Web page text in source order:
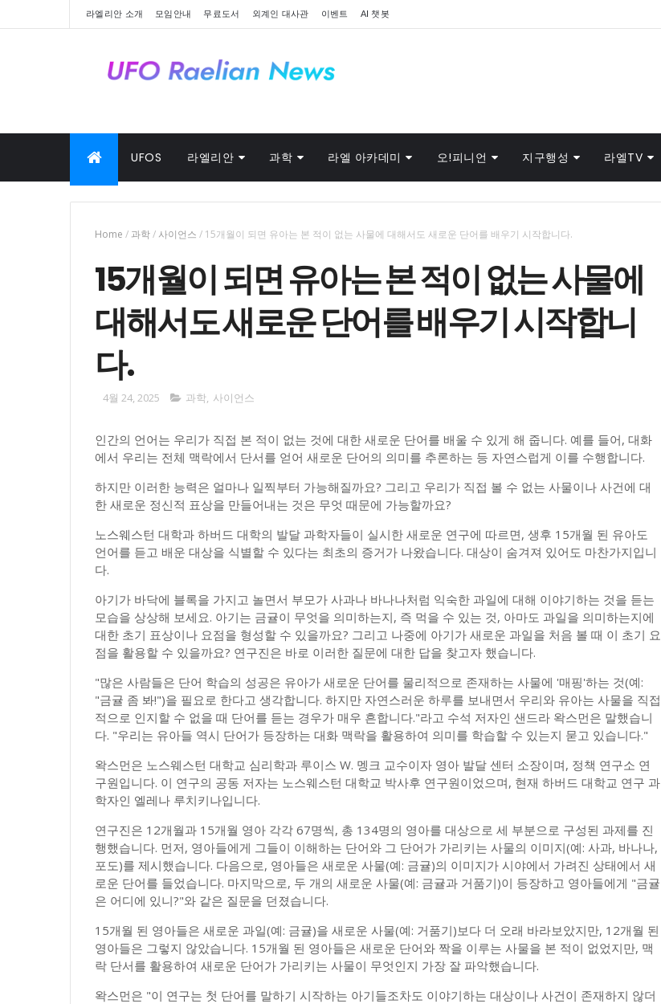
라엘리안 소개 모임안내 무료도서 외계인 대사관 이벤트 AI 챗봇
UFOS 라엘리안 과학 라엘 아카데미 오!피니언 지구행성 라엘TV
Home / 과학/ 사이언스 / 15개월이 되면 유아는 본 적이 없는 사물에 대해서도 새로운 단어를 배우기 시작합니다.
15개월이 되면 유아는 본 적이 없는 사물에
대해서도 새로운 단어를 배우기 시작합니
다.
4월 24, 2025 과학, 사이언스
인간의 언어는 우리가 직접 본 적이 없는 것에 대한 새로운 단어를 배울 수 있게 해 줍니다. 예를 들어, 대화
에서 우리는 전체 맥락에서 단서를 얻어 새로운 단어의 의미를 추론하는 등 자연스럽게 이를 수행합니다.
하지만 이러한 능력은 얼마나 일찍부터 가능해질까요? 그리고 우리가 직접 볼 수 없는 사물이나 사건에 대
한 새로운 정신적 표상을 만들어내는 것은 무엇 때문에 가능할까요?
노스웨스턴 대학과 하버드 대학의 발달 과학자들이 실시한 새로운 연구에 따르면, 생후 15개월 된 유아도
언어를 듣고 배운 대상을 식별할 수 있다는 최초의 증거가 나왔습니다. 대상이 숨겨져 있어도 마찬가지입니
다.
아기가 바닥에 블록을 가지고 놀면서 부모가 사과나 바나나처럼 익숙한 과일에 대해 이야기하는 것을 듣는
모습을 상상해 보세요. 아기는 금귤이 무엇을 의미하는지, 즉 먹을 수 있는 것, 아마도 과일을 의미하는지에
대한 초기 표상이나 요점을 형성할 수 있을까요? 그리고 나중에 아기가 새로운 과일을 처음 볼 때 이 초기 요
점을 활용할 수 있을까요? 연구진은 바로 이러한 질문에 대한 답을 찾고자 했습니다.
"많은 사람들은 단어 학습의 성공은 유아가 새로운 단어를 물리적으로 존재하는 사물에 '매핑'하는 것(예:
"금귤 좀 봐!")을 필요로 한다고 생각합니다. 하지만 자연스러운 하루를 보내면서 우리와 유아는 사물을 직접
적으로 인지할 수 없을 때 단어를 듣는 경우가 매우 흔합니다."라고 수석 저자인 샌드라 왁스먼은 말했습니
다. "우리는 유아들 역시 단어가 등장하는 대화 맥락을 활용하여 의미를 학습할 수 있는지 묻고 있습니다."
왁스먼은 노스웨스턴 대학교 심리학과 루이스 W. 멩크 교수이자 영아 발달 센터 소장이며, 정책 연구소 연
구원입니다. 이 연구의 공동 저자는 노스웨스턴 대학교 박사후 연구원이었으며, 현재 하버드 대학교 연구 과
학자인 엘레나 루치키나입니다.
연구진은 12개월과 15개월 영아 각각 67명씩, 총 134명의 영아를 대상으로 세 부분으로 구성된 과제를 진
행했습니다. 먼저, 영아들에게 그들이 이해하는 단어와 그 단어가 가리키는 사물의 이미지(예: 사과, 바나나,
포도)를 제시했습니다. 다음으로, 영아들은 새로운 사물(예: 금귤)의 이미지가 시야에서 가려진 상태에서 새
로운 단어를 들었습니다. 마지막으로, 두 개의 새로운 사물(예: 금귤과 거품기)이 등장하고 영아들에게 "금귤
은 어디에 있니?"와 같은 질문을 던졌습니다.
15개월 된 영아들은 새로운 과일(예: 금귤)을 새로운 사물(예: 거품기)보다 더 오래 바라보았지만, 12개월 된
영아들은 그렇지 않았습니다. 15개월 된 영아들은 새로운 단어와 짝을 이루는 사물을 본 적이 없었지만, 맥
락 단서를 활용하여 새로운 단어가 가리키는 사물이 무엇인지 가장 잘 파악했습니다.
왁스먼은 "이 연구는 첫 단어를 말하기 시작하는 아기들조차도 이야기하는 대상이나 사건이 존재하지 않더